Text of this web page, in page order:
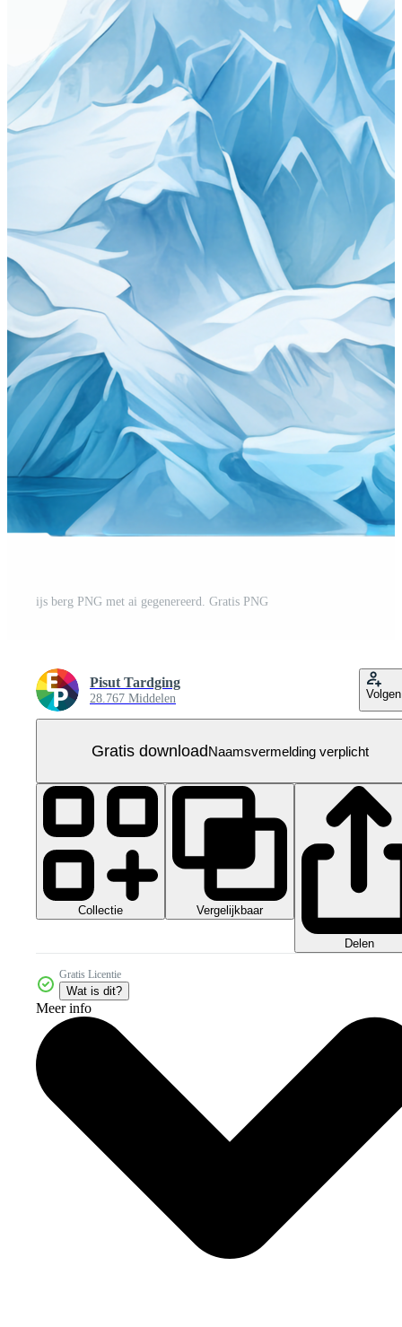
ijs berg PNG met ai gegenereerd. Gratis PNG
Pisut Tardging
28.767 Middelen Volgen
Gratis downloadNaamsvermelding verplicht
Collectie Vergelijkbaar
Delen
Gratis Licentie
Wat is dit?
Meer info